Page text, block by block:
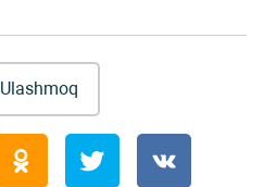
Ulashmoq